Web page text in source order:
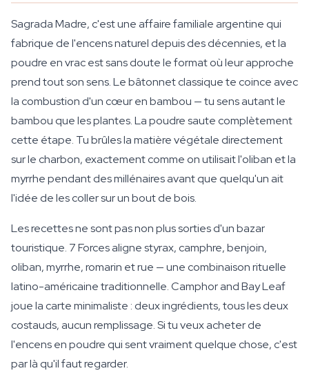
Sagrada Madre, c'est une affaire familiale argentine qui
fabrique de l'encens naturel depuis des décennies, et la
poudre en vrac est sans doute le format où leur approche
prend tout son sens. Le bâtonnet classique te coince avec
la combustion d'un cœur en bambou — tu sens autant le
bambou que les plantes. La poudre saute complètement
cette étape. Tu brûles la matière végétale directement
sur le charbon, exactement comme on utilisait l'oliban et la
myrrhe pendant des millénaires avant que quelqu'un ait
l'idée de les coller sur un bout de bois.
Les recettes ne sont pas non plus sorties d'un bazar
touristique. 7 Forces aligne styrax, camphre, benjoin,
oliban, myrrhe, romarin et rue — une combinaison rituelle
latino-américaine traditionnelle. Camphor and Bay Leaf
joue la carte minimaliste : deux ingrédients, tous les deux
costauds, aucun remplissage. Si tu veux acheter de
l'encens en poudre qui sent vraiment quelque chose, c'est
par là qu'il faut regarder.